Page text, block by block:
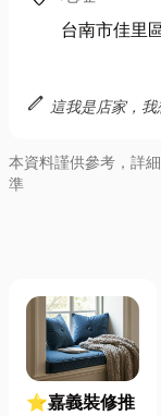
台南市佳里
edit 這我是店家，
本資料謹供參考，詳
準
⭐嘉義裝修推